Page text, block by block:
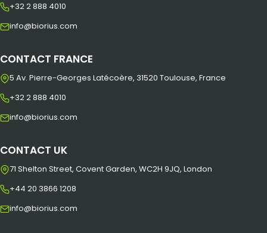
+32 2 888 4010
info@biorius.com
CONTACT FRANCE
5 Av. Pierre-Georges Latécoère, 31520 Toulouse, France
+32 2 888 4010
info@biorius.com
CONTACT UK
71 Shelton Street, Covent Garden, WC2H 9JQ, London
+44 20 3866 1208
info@biorius.com